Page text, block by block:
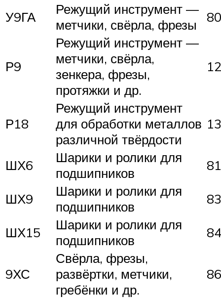
У9ГА
Режущий инструмент —
метчики, свёрла, фрезы
Р9
Режущий инструмент —
метчики, свёрла,
зенкера, фрезы,
протяжки и др.
Р18
Режущий инструмент
для обработки металлов
различной твёрдости
ШХ6
Шарики и ролики для
подшипников
ШХ9
Шарики и ролики для
подшипников
ШХ15
Шарики и ролики для
подшипников
9ХС
Свёрла, фрезы,
развёртки, метчики,
гребёнки и др.